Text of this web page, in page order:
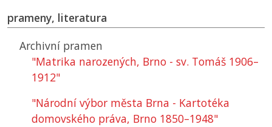
prameny, literatura
Archivní pramen
"Matrika narozených, Brno - sv. Tomáš 1906–
1912"
"Národní výbor města Brna - Kartotéka
domovského práva, Brno 1850–1948"